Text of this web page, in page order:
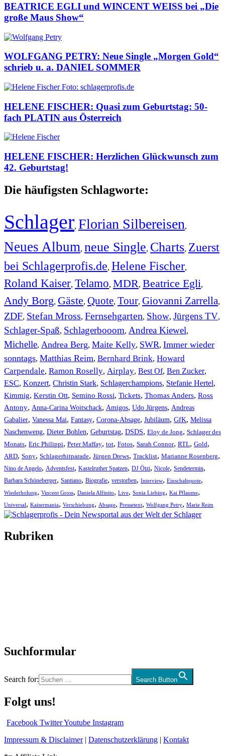
BEATRICE EGLI und WINCENT WEISS bei „Die
große Maus Show“
WOLFGANG PETRY: Neue Single „Morgen Gold“
schrieb u. a. DANIEL SOMMER
HELENE FISCHER: Quasi zum Geburtstag: 50-
fach PLATIN aus Österreich
HELENE FISCHER: Herzlichen Glückwunsch zum
42. Geburtstag!
Die häufigsten Schlagworte:
Schlager, Florian Silbereisen,
Neues Album, neue Single, Charts, Zuerst
bei Schlagerprofis.de, Helene Fischer,
Roland Kaiser, Telamo, MDR, Beatrice Egli,
Andy Borg, Gäste, Quote, Tour, Giovanni Zarrella,
ZDF, Stefan Mross, Fernsehgarten, Show, Jürgens TV,
Schlager-Spaß, Schlagerbooom, Andrea Kiewel,
Michelle, Andrea Berg, Maite Kelly, SWR, Immer wieder
sonntags, Matthias Reim, Bernhard Brink, Howard
Carpendale, Ramon Roselly, Airplay, Best Of, Ben Zucker,
ESC, Konzert, Christin Stark, Schlagerchampions, Stefanie Hertel,
Kimmig, Kerstin Ott, Semino Rossi, Tickets, Thomas Anders, Ross
Antony, Anna-Carina Woitschack, Amigos, Udo Jürgens, Andreas
Gabalier, Vanessa Mai, Fantasy, Corona-Absage, Jubiläum, GfK, Melissa
Naschenweng, Dieter Bohlen, Geburtstag, DSDS, Eloy de Jong, Schlager des
Monats, Eric Philippi, Peter Maffay, tot, Fotos, Sarah Connor, RTL, Gold,
ARD, Sony, Schlagerhitparade, Jürgen Drews, Tracklist, Marianne Rosenberg,
Nino de Angelo, Adventsfest, Kastelruther Spatzen, DJ Ötzi, Nicole, Sendetermin,
Barbara Schöneberger, Santiano, Biografie, verstorben, Interview, Einschaltquote,
Wiederholung, Vincent Gross, Daniela Alfinito, Live, Sonia Liebing, Kai Pflaume,
Universal, Kaisermania, Verschiebung, Absage, Pressetext, Wolfgang Petry, Marie Reim
Rubriken
Suchformular
Search for: Search Button
Folgt uns!
Facebook TwitterYoutube Instagram
Impressum & Disclaimer| Datenschutzerklärung | Kontakt